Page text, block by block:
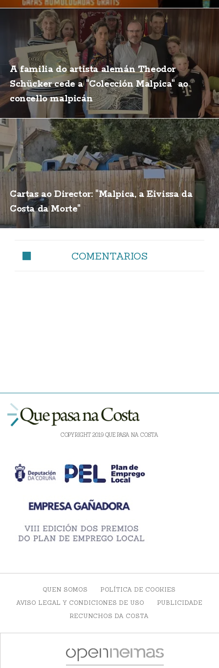
A familia do artista alemán Theodor
Schücker cede a "Colección Malpica" ao
concello malpicán
Cartas ao Director: "Malpica, a Eivissa da
Costa da Morte"
COMENTARIOS
COPYRIGHT 2019 QUE PASA NA COSTA
QUEN SOMOS
POLÍTICA DE COOKIES
AVISO LEGAL Y CONDICIONES DE USO
PUBLICIDADE
RECUNCHOS DA COSTA